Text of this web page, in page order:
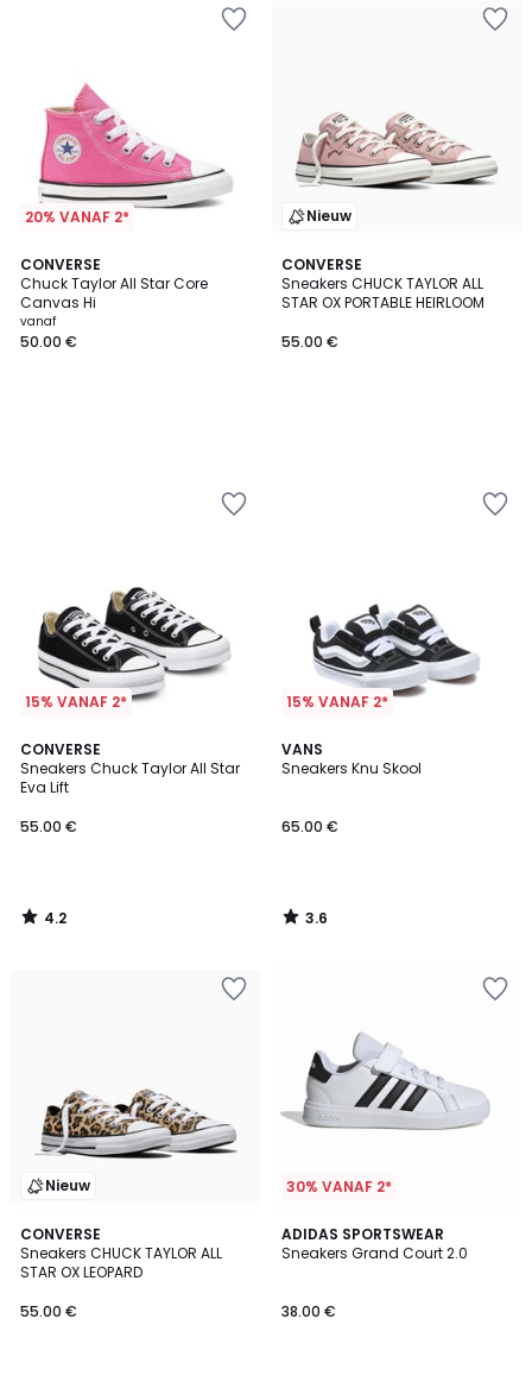
20% VANAF 2*
CONVERSE
Chuck Taylor All Star Core
Canvas Hi
vanaf
50.00 €
Nieuw
CONVERSE
Sneakers CHUCK TAYLOR ALL
STAR OX PORTABLE HEIRLOOM
55.00 €
15% VANAF 2*
CONVERSE
Sneakers Chuck Taylor All Star
Eva Lift
55.00 €
4.2
/ 5
4.2
/
15% VANAF 2*
VANS
Sneakers Knu Skool
65.00 €
3.6
/ 5
3.6
/
Nieuw
CONVERSE
Sneakers CHUCK TAYLOR ALL
STAR OX LEOPARD
55.00 €
30% VANAF 2*
ADIDAS SPORTSWEAR
Sneakers Grand Court 2.0
38.00 €
4.9
/ 5
2
Kleuren